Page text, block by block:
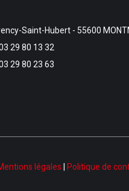
Saint-Hubert - 55600
29 80 13 32
29 80 23 63
légales Politique de